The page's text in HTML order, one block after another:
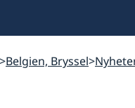
Belgien, Bryssel